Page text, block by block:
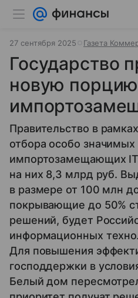
27 сентября 2025 Газета
Государство
новую порцию
Правительство в
отбора особо значимых
импортозамещающих
на них 8,3 млрд руб.
в размере от 100 млн
покрывающие до 50%
решений, будет
информационных
Для повышения
господдержки в
Белый дом